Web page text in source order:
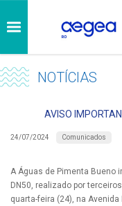
NOTÍCIAS
AVISO
24/07/2024 Comunicados
A Águas de Pimenta Bueno
DN50, realizado por
quarta-feira (24), na Avenida